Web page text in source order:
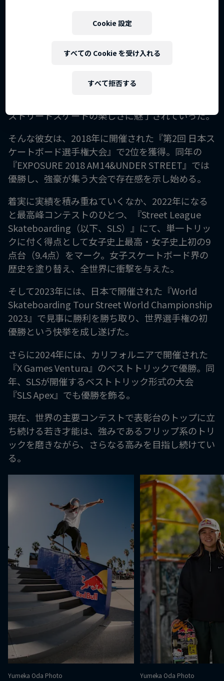
スケートボード（ストリート）
トさせた織田夢海（おだ・ゆめか）。近所のパーク
ストリートスケートの楽しさに魅了されていった。
そんな彼女は、2018年に開催された『第2回 日本ス
ケートボード選手権大会』で2位を獲得。同年の
『EXPOSURE 2018 AM14&UNDER STREET』では
優勝し、強豪が集う大会で存在感を示し始める。
着実に実績を積み重ねていくなか、2022年になる
と最高峰コンテストのひとつ、『Street League
Skateboarding（以下、SLS）』にて、単一トリッ
クに付く得点として女子史上最高・女子史上初の9
点台（9.4点）をマーク。女子スケートボード界の
歴史を塗り替え、全世界に衝撃を与えた。
そして2023年には、日本で開催された『World
Skateboarding Tour Street World Championship
2023』で見事に勝利を勝ち取り、世界選手権の初
優勝という快挙を成し遂げた。
さらに2024年には、カリフォルニアで開催された
『X Games Ventura』のベストトリックで優勝。同
年、SLSが開催するベストトリック形式の大会
『SLS Apex』でも優勝を飾る。
現在、世界の主要コンテストで表彰台のトップに立
ち続ける若き才能は、強みであるフリップ系のトリ
ックを磨きながら、さらなる高みを目指し続けてい
る。
Yumeka Oda Photo
Yumeka Oda Photo
Cookie 設定
すべて拒否する
すべての Cookie を受け入れる